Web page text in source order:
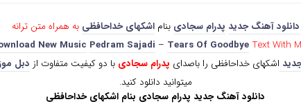
دانلود آهنگ جدید پدرام سجادی بناماشکهای خداحافظی به همراه متن ترانه
New Music Pedram Sajadi – Tears Of Goodbye Text With
اشکهای خداحافظی را باصدای پدرام سجادی با دو کیفیت متفاوت از دبل
میتوانید دانلود کنید.
دانلود آهنگ جدید پدرام سجادی بنام اشکهای خداحافظی